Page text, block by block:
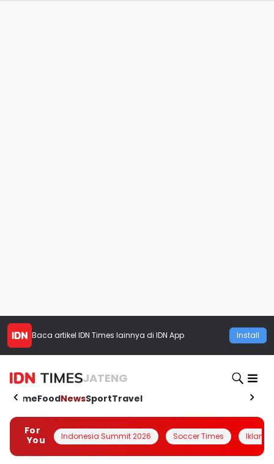
Baca artikel IDN Times lainnya di IDN App Install
JATENG
HomeFoodNewsSportTravel
For
You
Indonesia Summit 2026 Soccer Times Iklanin